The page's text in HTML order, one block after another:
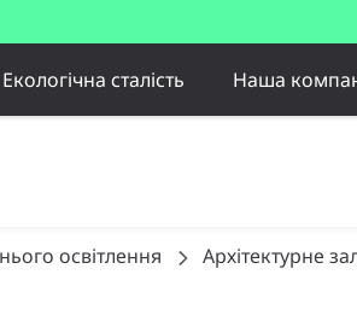
Екологічна сталість Наша
освітлення Архітектурне